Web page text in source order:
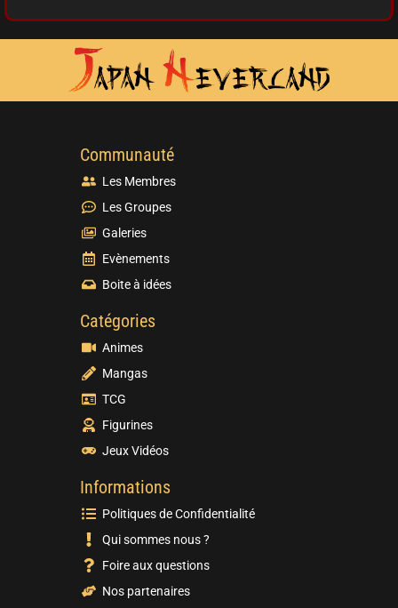
Communauté
Les Membres
Les Groupes
Galeries
Evènements
Boite à idées
Catégories
Animes
Mangas
TCG
Figurines
Jeux Vidéos
Informations
Politiques de Confidentialité
Qui sommes nous ?
Foire aux questions
Nos partenaires